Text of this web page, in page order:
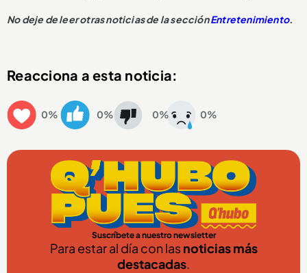
No deje de leer otras noticias de la secciónEntretenimiento.
Reacciona a esta noticia:
0% 0% 0% 0%
Suscríbete a nuestro newsletter
Para estar al día con lasnoticias más
destacadas.